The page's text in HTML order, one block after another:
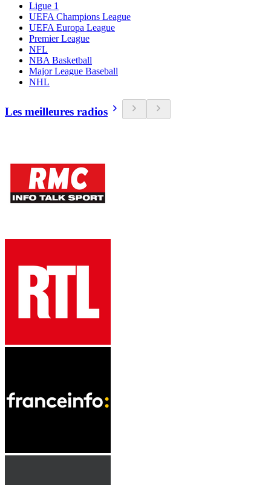
Ligue 1
UEFA Champions League
UEFA Europa League
Premier League
NFL
NBA Basketball
Major League Baseball
NHL
Les meilleures radios